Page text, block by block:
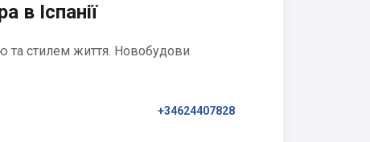
в Іспанії
та стилем життя. Новобудови
+34624407828